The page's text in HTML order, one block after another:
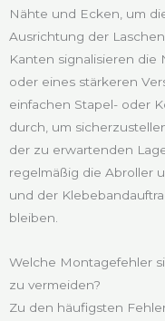
Nähte und Ecken, um
Ausrichtung der
Kanten signalisieren
oder eines stärkeren
einfachen Stapel- oder
durch, um
der zu erwartenden
regelmäßig die Abroller
und der
bleiben.
Welche Montagefehler
zu vermeiden?
Zu den häufigsten